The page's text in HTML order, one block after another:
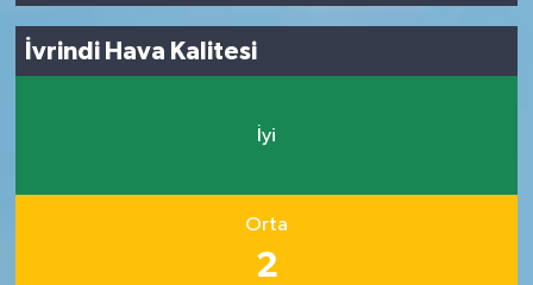
İvrindi Hava Kalitesi
İyi
Orta
2